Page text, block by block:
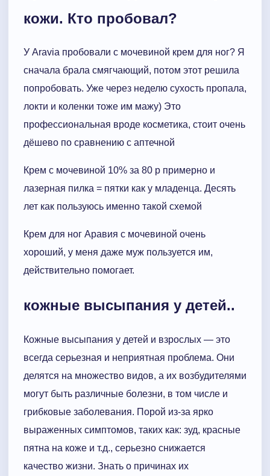
кожи. Кто пробовал?
У Aravia пробовали с мочевиной крем для ног? Я
сначала брала смягчающий, потом этот решила
попробовать. Уже через неделю сухость пропала,
локти и коленки тоже им мажу) Это
профессиональная вроде косметика, стоит очень
дёшево по сравнению с аптечной
Крем с мочевиной 10% за 80 р примерно и
лазерная пилка = пятки как у младенца. Десять
лет как пользуюсь именно такой схемой
Крем для ног Аравия с мочевиной очень
хороший, у меня даже муж пользуется им,
действительно помогает.
кожные высыпания у детей..
Кожные высыпания у детей и взрослых — это
всегда серьезная и неприятная проблема. Они
делятся на множество видов, а их возбудителями
могут быть различные болезни, в том числе и
грибковые заболевания. Порой из-за ярко
выраженных симптомов, таких как: зуд, красные
пятна на коже и т.д., серьезно снижается
качество жизни. Знать о причинах их